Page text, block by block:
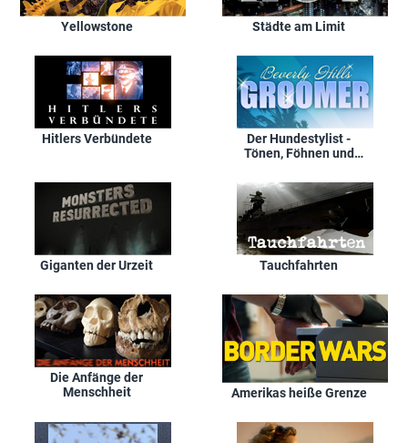
Yellowstone Städte am Limit
Hitlers Verbündete
Der Hundestylist -
Tönen, Föhnen und
Hills
Giganten der Urzeit Tauchfahrten
Die Anfänge der
Menschheit
Amerikas heiße Grenze